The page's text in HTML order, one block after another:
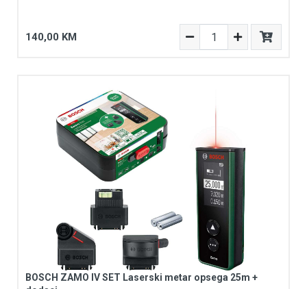
140,00 KM
BOSCH ZAMO IV SET Laserski metar opsega 25m +